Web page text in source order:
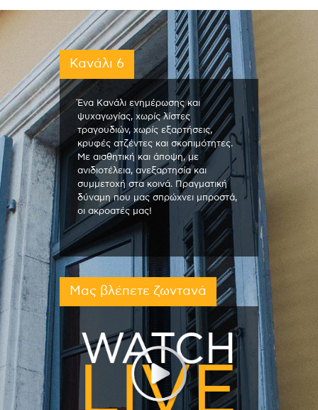
Κανάλι 6
Ένα Κανάλι ενημέρωσης και
ψυχαγωγίας, χωρίς λίστες
τραγουδιών, χωρίς εξαρτήσεις,
κρυφές ατζέντες και σκοπιμότητες.
Με αισθητική και άποψη, με
ανιδιοτέλεια, ανεξαρτησία και
συμμετοχή στα κοινά. Πραγματική
δύναμη που μας σπρώχνει μπροστά,
οι ακροατές μας!
Μας βλέπετε ζωντανά